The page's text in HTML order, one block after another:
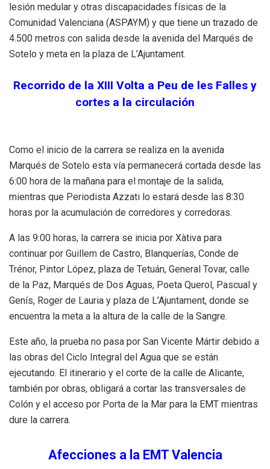
lesión medular y otras discapacidades físicas de la
Comunidad Valenciana (ASPAYM) y que tiene un trazado de
4.500 metros con salida desde la avenida del Marqués de
Sotelo y meta en la plaza de L’Ajuntament.
Recorrido de la XIII Volta a Peu de les Falles y
cortes a la circulación
Como el inicio de la carrera se realiza en la avenida
Marqués de Sotelo esta vía permanecerá cortada desde las
6:00 hora de la mañana para el montaje de la salida,
mientras que Periodista Azzati lo estará desde las 8:30
horas por la acumulación de corredores y corredoras.
A las 9:00 horas, la carrera se inicia por Xàtiva para
continuar por Guillem de Castro, Blanquerías, Conde de
Trénor, Pintor López, plaza de Tetuán, General Tovar, calle
de la Paz, Marqués de Dos Aguas, Poeta Querol, Pascual y
Genís, Roger de Lauria y plaza de L’Ajuntament, donde se
encuentra la meta a la altura de la calle de la Sangre.
Este año, la prueba no pasa por San Vicente Mártir debido a
las obras del Ciclo Integral del Agua que se están
ejecutando. El itinerario y el corte de la calle de Alicante,
también por obras, obligará a cortar las transversales de
Colón y el acceso por Porta de la Mar para la EMT mientras
dure la carrera.
Afecciones a la EMT Valencia